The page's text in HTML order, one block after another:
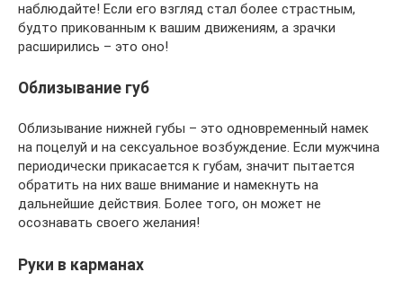
наблюдайте! Если его взгляд стал более страстным,
будто прикованным к вашим движениям, а зрачки
расширились – это оно!
Облизывание губ
Облизывание нижней губы – это одновременный намек
на поцелуй и на сексуальное возбуждение. Если мужчина
периодически прикасается к губам, значит пытается
обратить на них ваше внимание и намекнуть на
дальнейшие действия. Более того, он может не
осознавать своего желания!
Руки в карманах